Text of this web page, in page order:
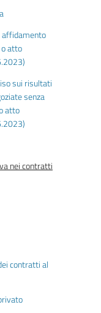
affidamento
atto
sui risultati
senza
atto
nei contratti
contratti al